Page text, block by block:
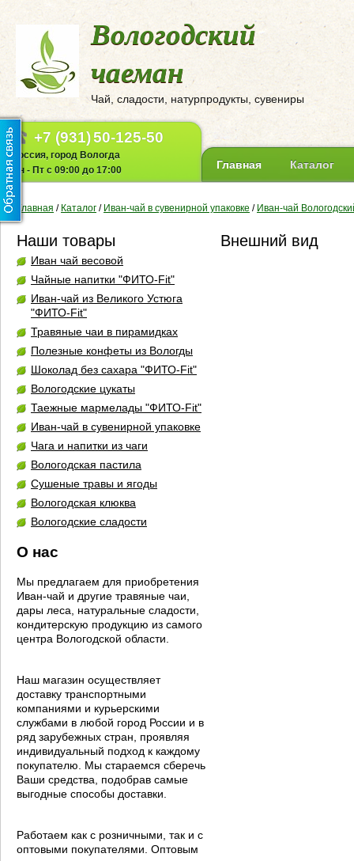
Вологодский
чаеман
Чай, сладости, натурпродукты, сувениры
+7 (931)50-125-50
Россия, город Вологда
Пн - Пт с 09:00 до 17:00
Главная Каталог
Главная / Каталог / Иван-чай в сувенирной упаковке / Иван-чай
Наши товары
Иван чай весовой
Чайные напитки "ФИТО-Fit"
Иван-чай из Великого Устюга
"ФИТО-Fit"
Травяные чаи в пирамидках
Полезные конфеты из Вологды
Шоколад без сахара "ФИТО-Fit"
Вологодские цукаты
Таежные мармелады "ФИТО-Fit"
Иван-чай в сувенирной упаковке
Чага и напитки из чаги
Вологодская пастила
Сушеные травы и ягоды
Вологодская клюква
Вологодские сладости
О нас
Мы предлагаем для приобретения
Иван-чай и другие травяные чаи,
дары леса, натуральные сладости,
кондитерскую продукцию из самого
центра Вологодской области.
Наш магазин осуществляет
доставку транспортными
компаниями и курьерскими
службами в любой город России и в
ряд зарубежных стран, проявляя
индивидуальный подход к каждому
покупателю. Мы стараемся сберечь
Ваши средства, подобрав самые
выгодные способы доставки.
Работаем как с розничными, так и с
оптовыми покупателями. Оптовым
Внешний вид